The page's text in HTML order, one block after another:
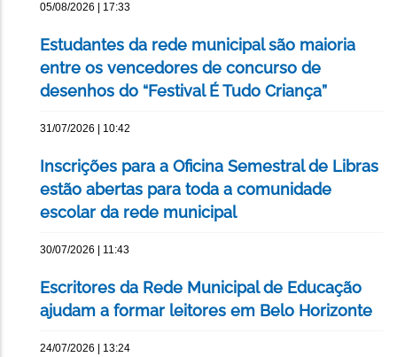
05/08/2026 | 17:33
Estudantes da rede municipal são maioria
entre os vencedores de concurso de
desenhos do “Festival É Tudo Criança”
31/07/2026 | 10:42
Inscrições para a Oficina Semestral de Libras
estão abertas para toda a comunidade
escolar da rede municipal
30/07/2026 | 11:43
Escritores da Rede Municipal de Educação
ajudam a formar leitores em Belo Horizonte
24/07/2026 | 13:24